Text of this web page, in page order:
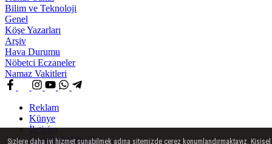
Bilim ve Teknoloji
Genel
Köşe Yazarları
Arşiv
Hava Durumu
Nöbetci Eczaneler
Namaz Vakitleri
Reklam
Künye
İletişim
Gizlilik Politikasi
Sizlere daha iyi hizmet sunabilmek adına sitemizde çerez konumlandırmaktayız. Kişisel